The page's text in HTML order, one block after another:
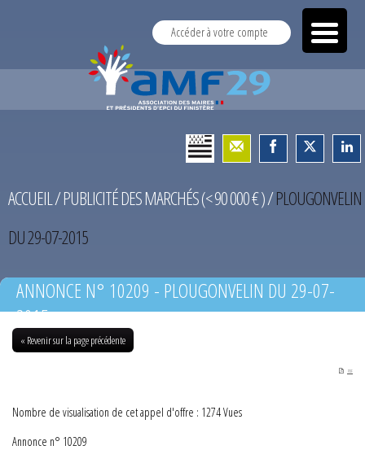
Accéder à votre compte
ACCUEIL/PUBLICITÉ DES MARCHÉS (< 90 000 € )/PLOUGONVELIN
DU 29-07-2015
ANNONCE N° 10209 - PLOUGONVELIN DU 29-07-
2015
« Revenir sur la page précédente
PDF
Nombre de visualisation de cet appel d'offre : 1274 Vues
Annonce n° 10209